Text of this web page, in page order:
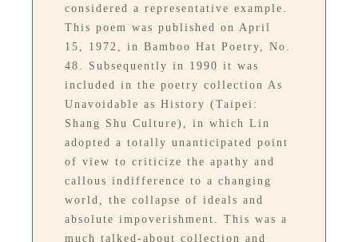
considered a representative example.
This poem was published on April
15, 1972, in Bamboo Hat Poetry, No.
48. Subsequently in 1990 it was
included in the poetry collection As
Unavoidable as History (Taipei:
Shang Shu Culture), in which Lin
adopted a totally unanticipated point
of view to criticize the apathy and
callous indifference to a changing
world, the collapse of ideals and
absolute impoverishment. This was a
much talked-about collection and